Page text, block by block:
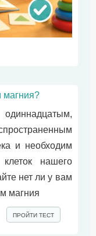
магния?
и необходим
нашего
нет ли у вам
магния
ПРОЙТИ ТЕСТ